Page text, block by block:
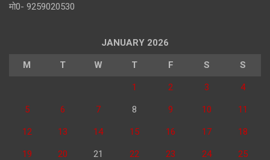
मो0- 9259020530
JANUARY 2026
M T W T F S S
1 2 3 4
5 6 7 8 9 10 11
12 13 14 15 16 17 18
19 20 21 22 23 24 25